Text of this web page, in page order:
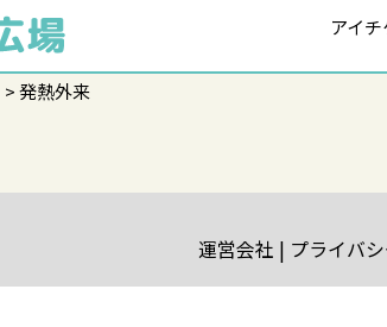
アイ
発熱外来
運営会社 プライバ